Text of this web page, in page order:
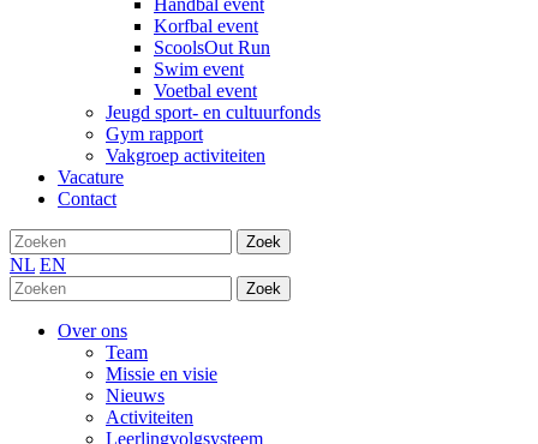
Handbal event
Korfbal event
ScoolsOut Run
Swim event
Voetbal event
Jeugd sport- en cultuurfonds
Gym rapport
Vakgroep activiteiten
Vacature
Contact
Zoek
NL EN
Zoek
Over ons
Team
Missie en visie
Nieuws
Activiteiten
Leerlingvolgsysteem